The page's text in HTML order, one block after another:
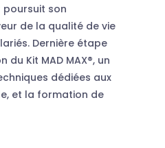
poursuit son
de la qualité de vie
Dernière étape
du Kit MAD MAX®, un
dédiées aux
et la formation de